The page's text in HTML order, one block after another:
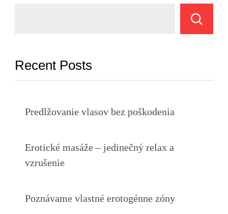
Recent Posts
Predlžovanie vlasov bez poškodenia
Erotické masáže – jedinečný relax a
vzrušenie
Poznávame vlastné erotogénne zóny